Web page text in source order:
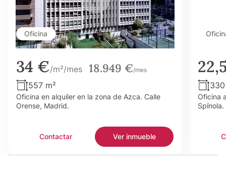
Oficina
34 €/m²/mes 18.949 €/mes
557 m²
Oficina en alquiler en la zona de Azca. Calle
Orense, Madrid.
Contactar Ver inmueble
Oficina
Spínola.